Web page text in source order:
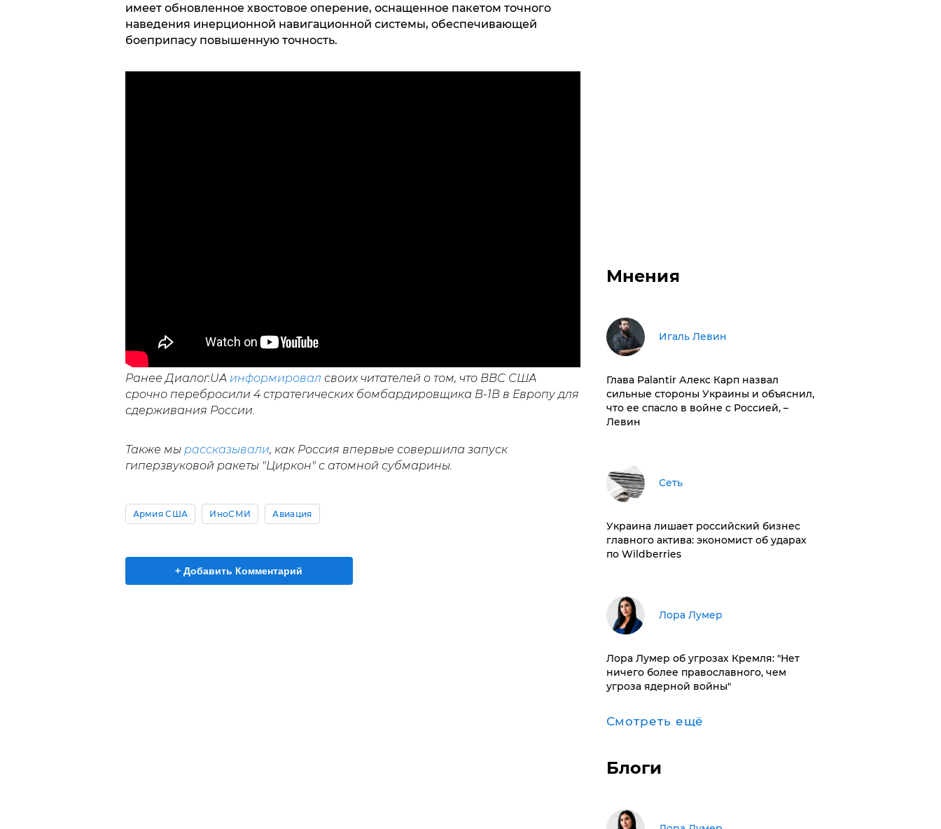
имеет обновленное хвостовое оперение, оснащенное пакетом точного
наведения инерционной навигационной системы, обеспечивающей
боеприпасу повышенную точность.
Ранее Диалог.UA информировал своих читателей о том, что ВВС США
срочно перебросили 4 стратегических бомбардировщика B-1B в Европу для
сдерживания России.
Также мы рассказывали, как Россия впервые совершила запуск
гиперзвуковой ракеты "Циркон" с атомной субмарины.
Армия США ИноСМИ Авиация
+ Добавить Комментарий
Мнения
Игаль Левин
Глава Palantir Алекс Карп назвал
сильные стороны Украины и объяснил,
что ее спасло в войне с Россией, –
Левин
Сеть
​Украина лишает российский бизнес
главного актива: экономист об ударах
по Wildberries
​Лора Лумер
Лора Лумер об угрозах Кремля: "Нет
ничего более православного, чем
угроза ядерной войны"
Смотреть ещё
Блоги